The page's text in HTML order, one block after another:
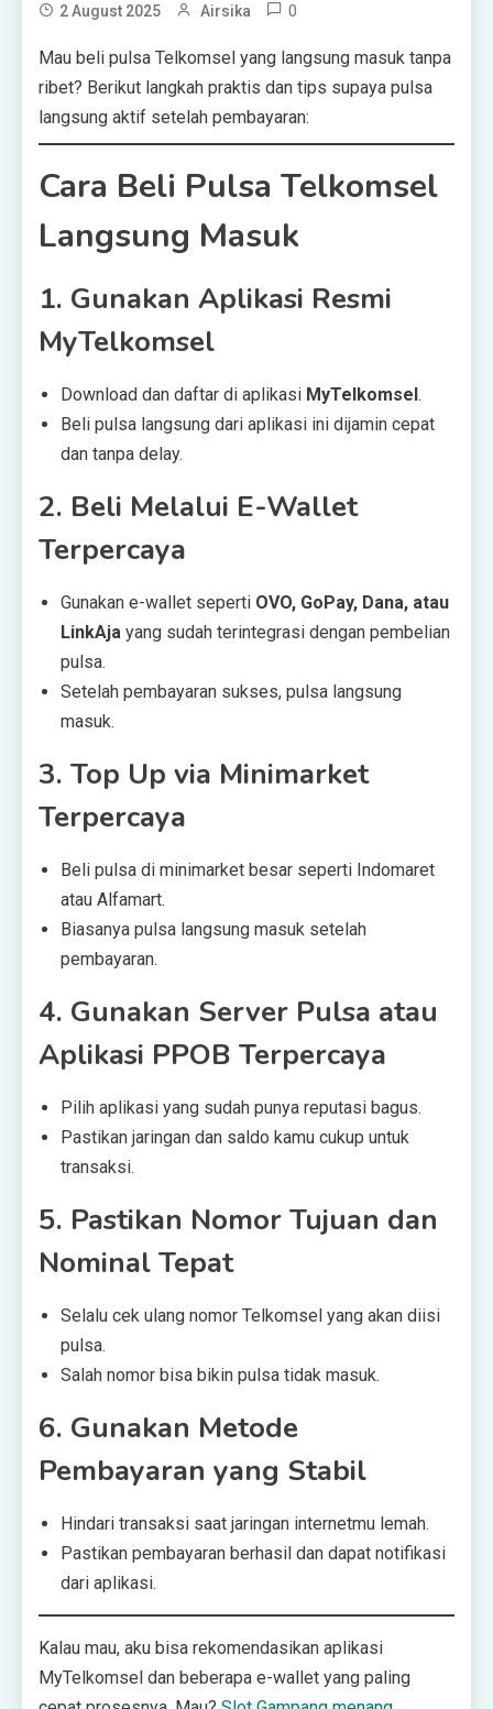
2 August 2025 Airsika 0
Mau beli pulsa Telkomsel yang langsung masuk tanpa
ribet? Berikut langkah praktis dan tips supaya pulsa
langsung aktif setelah pembayaran:
Cara Beli Pulsa Telkomsel
Langsung Masuk
1. Gunakan Aplikasi Resmi
MyTelkomsel
Download dan daftar di aplikasi MyTelkomsel.
Beli pulsa langsung dari aplikasi ini dijamin cepat
dan tanpa delay.
2. Beli Melalui E-Wallet
Terpercaya
Gunakan e-wallet seperti OVO, GoPay, Dana, atau
LinkAja yang sudah terintegrasi dengan pembelian
pulsa.
Setelah pembayaran sukses, pulsa langsung
masuk.
3. Top Up via Minimarket
Terpercaya
Beli pulsa di minimarket besar seperti Indomaret
atau Alfamart.
Biasanya pulsa langsung masuk setelah
pembayaran.
4. Gunakan Server Pulsa atau
Aplikasi PPOB Terpercaya
Pilih aplikasi yang sudah punya reputasi bagus.
Pastikan jaringan dan saldo kamu cukup untuk
transaksi.
5. Pastikan Nomor Tujuan dan
Nominal Tepat
Selalu cek ulang nomor Telkomsel yang akan diisi
pulsa.
Salah nomor bisa bikin pulsa tidak masuk.
6. Gunakan Metode
Pembayaran yang Stabil
Hindari transaksi saat jaringan internetmu lemah.
Pastikan pembayaran berhasil dan dapat notifikasi
dari aplikasi.
Kalau mau, aku bisa rekomendasikan aplikasi
MyTelkomsel dan beberapa e-wallet yang paling